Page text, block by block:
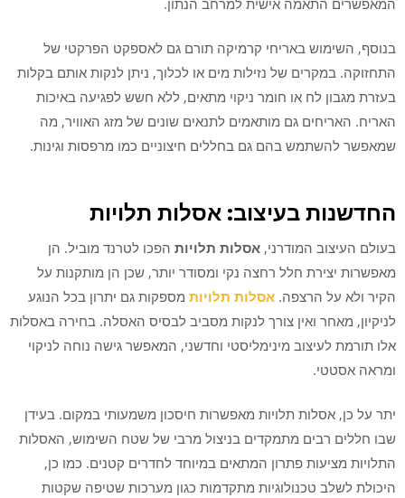
בנוסף, השימוש באריחי קרמיקה תורם גם לאספקט הפרקטי של
התחזוקה. במקרים של נזילות מים או לכלוך, ניתן לנקות אותם בקלות
בעזרת מגבון לח או חומר ניקוי מתאים, ללא חשש לפגיעה באיכות
האריח. האריחים גם מותאמים לתנאים שונים של מזג האוויר, מה
שמאפשר להשתמש בהם גם בחללים חיצוניים כמו מרפסות וגינות.
החדשנות בעיצוב: אסלות תלויות
בעולם העיצוב המודרני, אסלות תלויות הפכו לטרנד מוביל. הן
מאפשרות יצירת חלל רחצה נקי ומסודר יותר, שכן הן מותקנות על
הקיר ולא על הרצפה. אסלות תלויות מספקות גם יתרון בכל הנוגע
לניקיון, מאחר ואין צורך לנקות מסביב לבסיס האסלה. בחירה באסלות
אלו תורמת לעיצוב מינימליסטי וחדשני, המאפשר גישה נוחה לניקוי
ומראה אסטטי.
יתר על כן, אסלות תלויות מאפשרות חיסכון משמעותי במקום. בעידן
שבו חללים רבים מתמקדים בניצול מרבי של שטח השימוש, האסלות
התלויות מציעות פתרון המתאים במיוחד לחדרים קטנים. כמו כן,
היכולת לשלב טכנולוגיות מתקדמות כגון מערכות שטיפה שקטות